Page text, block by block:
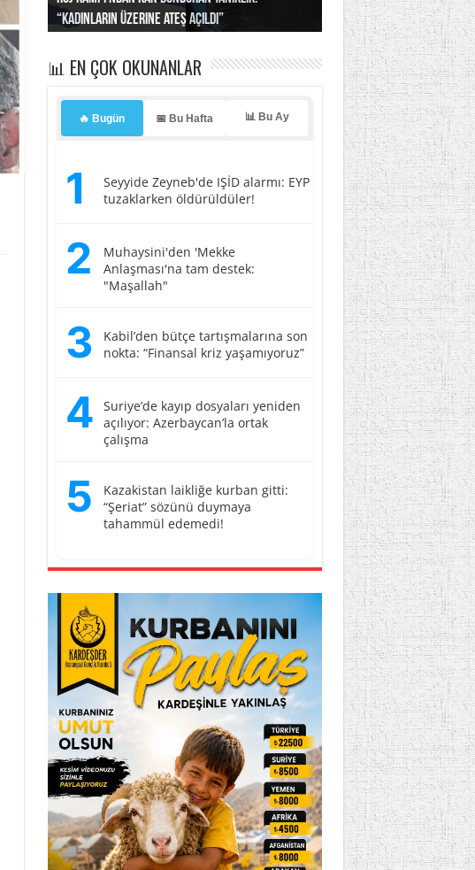
“Kadınların üzerine ateş açıldı”
Irak’a misilleme tehdidi!
yaptı… İsrail’in “timsah” planına fren!
kayıtlar başladı
basıldı, kabus yaşatıldı!
📊 EN ÇOK OKUNANLAR
🔥 Bugün 📅 Bu Hafta 📊 Bu Ay
1
Seyyide Zeyneb'de IŞİD alarmı: EYP
tuzaklarken öldürüldüler!
2
Muhaysini'den 'Mekke
Anlaşması'na tam destek:
"Maşallah"
3
Kabil’den bütçe tartışmalarına son
nokta: “Finansal kriz yaşamıyoruz”
4
Suriye’de kayıp dosyaları yeniden
açılıyor: Azerbaycan’la ortak
çalışma
5
Kazakistan laikliğe kurban gitti:
“Şeriat” sözünü duymaya
tahammül edemedi!